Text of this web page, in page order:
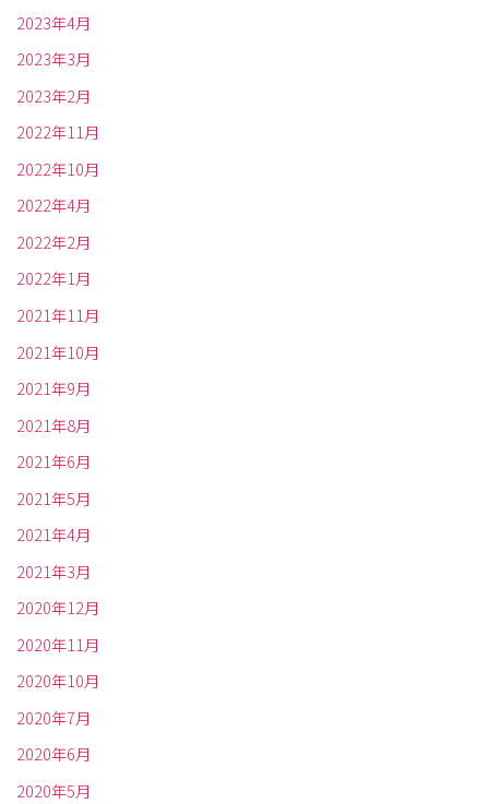
2023年4月
2023年3月
2023年2月
2022年11月
2022年10月
2022年4月
2022年2月
2022年1月
2021年11月
2021年10月
2021年9月
2021年8月
2021年6月
2021年5月
2021年4月
2021年3月
2020年12月
2020年11月
2020年10月
2020年7月
2020年6月
2020年5月